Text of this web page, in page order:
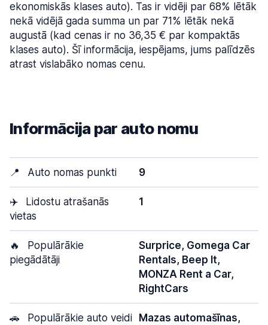
ekonomiskās klases auto). Tas ir vidēji par 68% lētāk
nekā vidējā gada summa un par 71% lētāk nekā
augustā (kad cenas ir no 36,35 € par kompaktās
klases auto). Šī informācija, iespējams, jums palīdzēs
atrast vislabāko nomas cenu.
Informācija par auto nomu
📍 Auto nomas punkti 9
✈️
Lidostu atrašanās
vietas
1
🔥
Populārākie
piegādātāji
Surprice, Gomega Car
Rentals, Beep It,
MONZA Rent a Car,
RightCars
🚗 Populārākie auto veidi Mazas automašīnas,